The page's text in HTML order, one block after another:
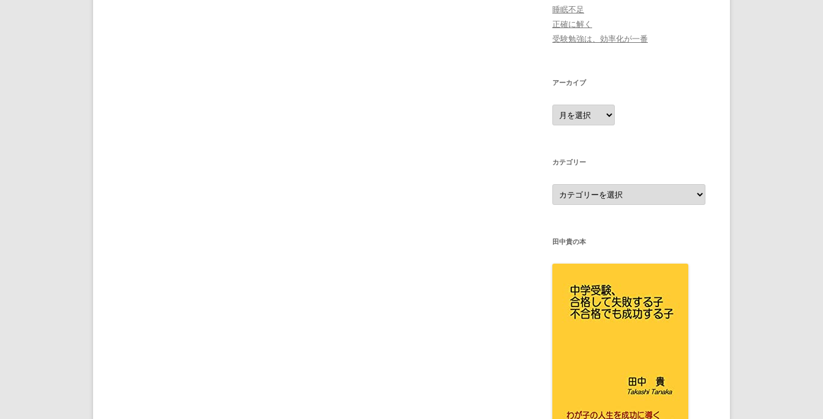
睡眠不足
正確に解く
受験勉強は、効率化が一番
アーカイブ
ア
ー
カ
カテゴリー
カ
テ
ゴ
田中貴の本